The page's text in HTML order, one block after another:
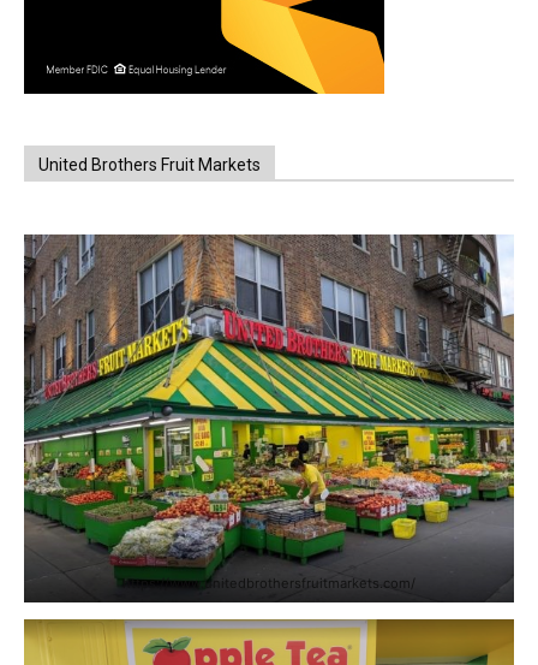
United Brothers Fruit Markets
https://www.unitedbrothersfruitmarkets.com/